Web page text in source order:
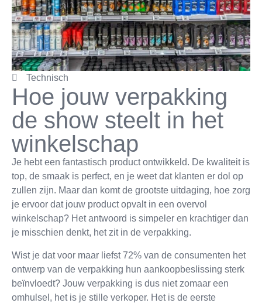
Technisch
Hoe jouw verpakking
de show steelt in het
winkelschap
Je hebt een fantastisch product ontwikkeld. De kwaliteit is
top, de smaak is perfect, en je weet dat klanten er dol op
zullen zijn. Maar dan komt de grootste uitdaging, hoe zorg
je ervoor dat jouw product opvalt in een overvol
winkelschap? Het antwoord is simpeler en krachtiger dan
je misschien denkt, het zit in de verpakking.
Wist je dat voor maar liefst 72% van de consumenten het
ontwerp van de verpakking hun aankoopbeslissing sterk
beïnvloedt? Jouw verpakking is dus niet zomaar een
omhulsel, het is je stille verkoper. Het is de eerste